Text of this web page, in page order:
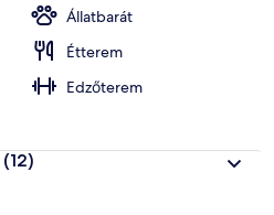
z
ó
k
á
a
Állatbarát
Étterem
Edzőterem
(12)